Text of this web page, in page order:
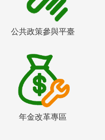
公共政策參與平臺
年金改革專區